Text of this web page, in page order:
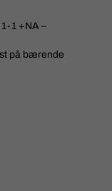
1 +NA –
på bærende